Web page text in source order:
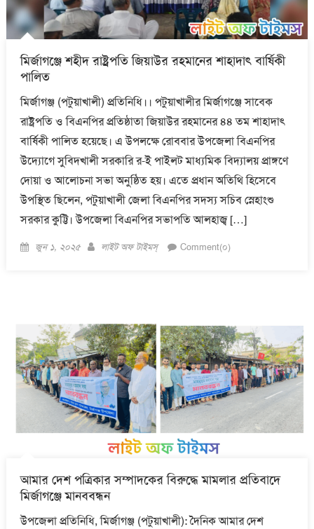
মির্জাগঞ্জে শহীদ রাষ্ট্রপতি জিয়াউর রহমানের শাহাদাৎ বার্ষিকী
পালিত
মির্জাগঞ্জ (পটুয়াখালী) প্রতিনিধি।। পটুয়াখালীর মির্জাগঞ্জে সাবেক
রাষ্ট্রপতি ও বিএনপির প্রতিষ্ঠাতা জিয়াউর রহমানের ৪৪ তম শাহাদাৎ
বার্ষিকী পালিত হয়েছে। এ উপলক্ষে রোববার উপজেলা বিএনপির
উদ্যোগে সুবিদখালী সরকারি র-ই পাইলট মাধ্যমিক বিদ্যালয় প্রাঙ্গণে
দোয়া ও আলোচনা সভা অনুষ্ঠিত হয়। এতে প্রধান অতিথি হিসেবে
উপস্থিত ছিলেন, পটুয়াখালী জেলা বিএনপির সদস্য সচিব স্নেহাংশু
সরকার কুট্টি। উপজেলা বিএনপির সভাপতি আলহাজ্ব […]
Posted
জুন ১, ২০২৫ Author
লাইট অফ টাইমস্ Comment(০)
আমার দেশ পত্রিকার সম্পাদকের বিরুদ্ধে মামলার প্রতিবাদে
মির্জাগঞ্জে মানববন্ধন
উপজেলা প্রতিনিধি, মির্জাগঞ্জ (পটুয়াখালী): দৈনিক আমার দেশ